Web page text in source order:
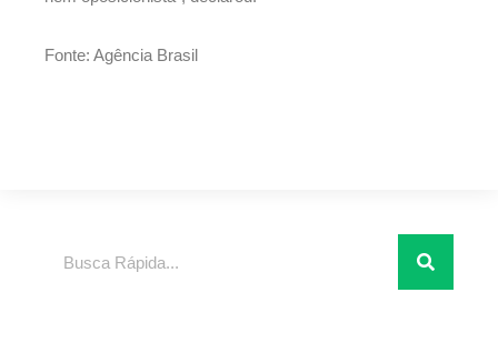
Fonte: Agência Brasil